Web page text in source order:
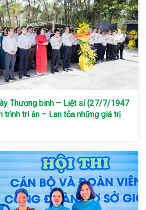
Thương binh – Liệt sí (27/7/1947
trình tri ân – Lan tỏa những giá trị